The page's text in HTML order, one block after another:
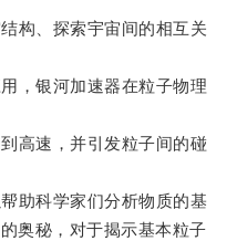
、探索宇宙间的相互关
银河加速器在粒子物理
速，并引发粒子间的碰
科学家们分析物质的基
奥秘，对于揭示基本粒子